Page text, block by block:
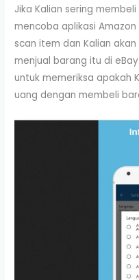
Jika Kalian sering
mencoba aplikasi
scan item dan Kalian
menjual barang itu di
untuk memeriksa apakah
uang dengan membeli